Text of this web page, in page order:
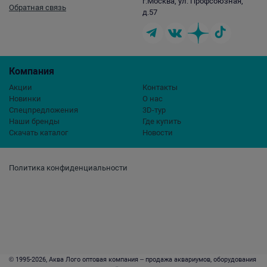
Политика конфиденциальности
Компания
Акции
Новинки
Спецпредложения
Наши бренды
Скачать каталог
Контакты
О нас
3D-тур
Где купить
Новости
Обратная связь
д.57
© 1995-2026, Аква Лого оптовая компания – продажа аквариумов, оборудования